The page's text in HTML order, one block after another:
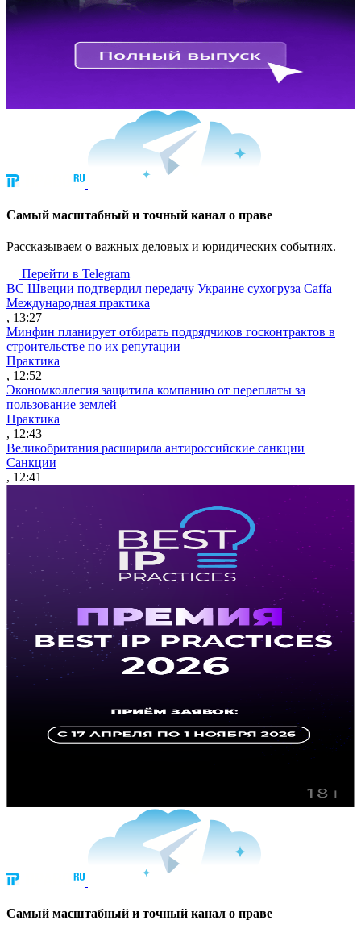
Cамый масштабный и точный канал о праве
Рассказываем о важных деловых и юридических событиях.
Перейти в Telegram
ВС Швеции подтвердил передачу Украине сухогруза Caffa
Международная практика
, 13:27
Минфин планирует отбирать подрядчиков госконтрактов в
строительстве по их репутации
Практика
, 12:52
Экономколлегия защитила компанию от переплаты за
пользование землей
Практика
, 12:43
Великобритания расширила антироссийские санкции
Санкции
, 12:41
Cамый масштабный и точный канал о праве